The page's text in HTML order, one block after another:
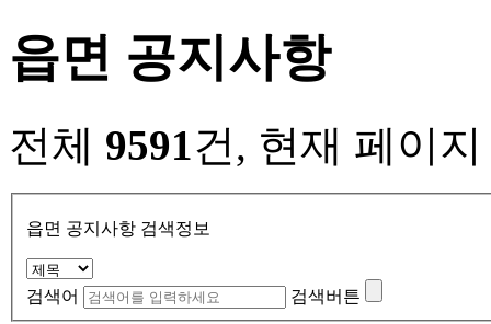
읍면 공지사항
전체 9591건, 현재 페이
읍면 공지사항 검색정보
검색어 검색버튼